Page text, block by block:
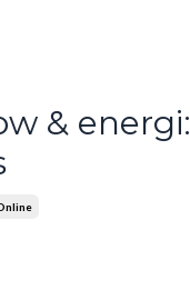
& energi: